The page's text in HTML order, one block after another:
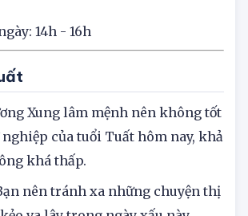
thể thoải mái tiêu xài những thứ
14h - 16h
Xung lâm mệnh nên không tốt
của tuổi Tuất hôm nay, khả
khá thấp.